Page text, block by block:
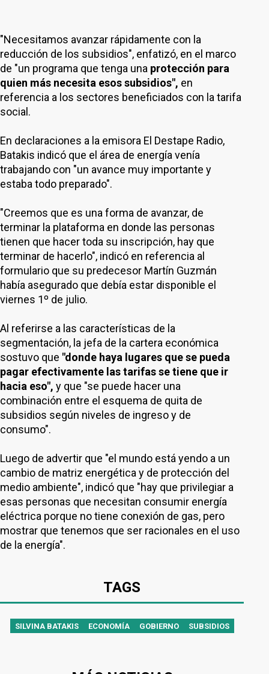
"Necesitamos avanzar rápidamente con la
reducción de los subsidios", enfatizó, en el marco
de "un programa que tenga una protección para
quien más necesita esos subsidios", en
referencia a los sectores beneficiados con la tarifa
social.
En declaraciones a la emisora El Destape Radio,
Batakis indicó que el área de energía venía
trabajando con "un avance muy importante y
estaba todo preparado".
"Creemos que es una forma de avanzar, de
terminar la plataforma en donde las personas
tienen que hacer toda su inscripción, hay que
terminar de hacerlo", indicó en referencia al
formulario que su predecesor Martín Guzmán
había asegurado que debía estar disponible el
viernes 1º de julio.
Al referirse a las características de la
segmentación, la jefa de la cartera económica
sostuvo que "donde haya lugares que se pueda
pagar efectivamente las tarifas se tiene que ir
hacia eso", y que "se puede hacer una
combinación entre el esquema de quita de
subsidios según niveles de ingreso y de
consumo".
Luego de advertir que "el mundo está yendo a un
cambio de matriz energética y de protección del
medio ambiente", indicó que "hay que privilegiar a
esas personas que necesitan consumir energía
eléctrica porque no tiene conexión de gas, pero
mostrar que tenemos que ser racionales en el uso
de la energía".
TAGS
SILVINA BATAKIS ECONOMÍA GOBIERNO SUBSIDIOS